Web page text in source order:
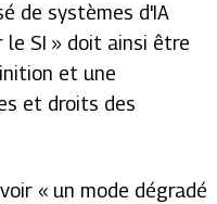
de systèmes d'IA
le SI » doit ainsi être
et une
et droits des
« un mode dégradé